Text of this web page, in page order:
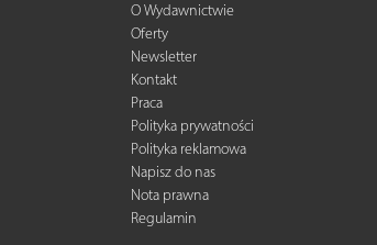
O Wydawnictwie
Oferty
Newsletter
Kontakt
Praca
Polityka prywatności
Polityka reklamowa
Napisz do nas
Nota prawna
Regulamin